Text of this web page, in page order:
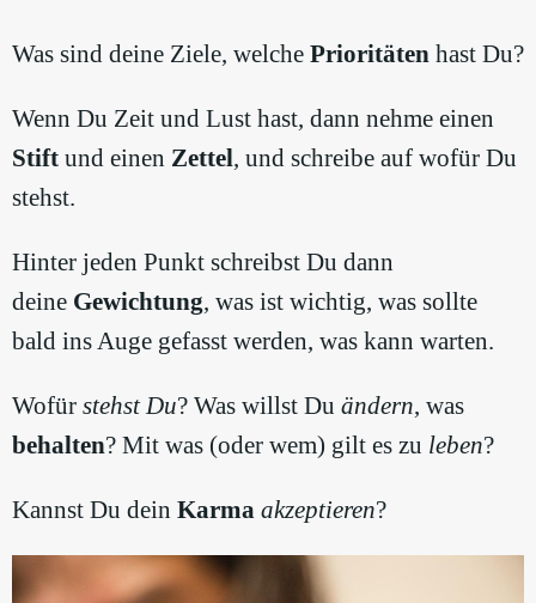
Was sind deine Ziele, welche Prioritäten hast Du?
Wenn Du Zeit und Lust hast, dann nehme einen
Stift und einen Zettel, und schreibe auf wofür Du
stehst.
Hinter jeden Punkt schreibst Du dann
deine Gewichtung, was ist wichtig, was sollte
bald ins Auge gefasst werden, was kann warten.
Wofür stehst Du? Was willst Du ändern, was
behalten? Mit was (oder wem) gilt es zu leben?
Kannst Du dein Karma akzeptieren?